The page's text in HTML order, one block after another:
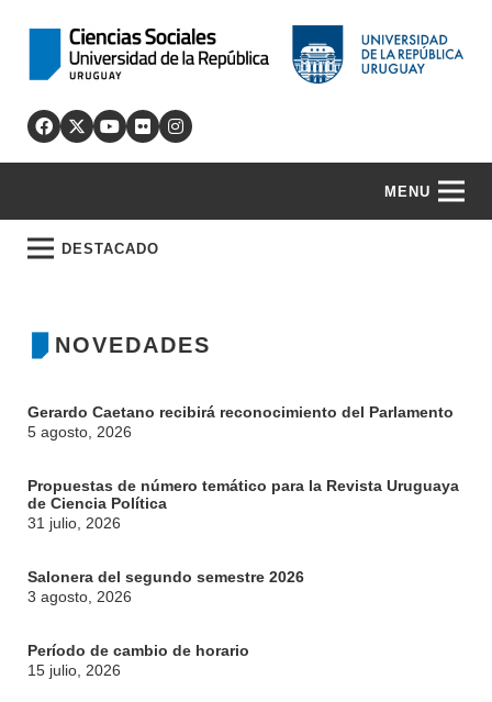
MENU
DESTACADO
NOVEDADES
Gerardo Caetano recibirá reconocimiento del Parlamento
5 agosto, 2026
Propuestas de número temático para la Revista Uruguaya
de Ciencia Política
31 julio, 2026
Salonera del segundo semestre 2026
3 agosto, 2026
Período de cambio de horario
15 julio, 2026